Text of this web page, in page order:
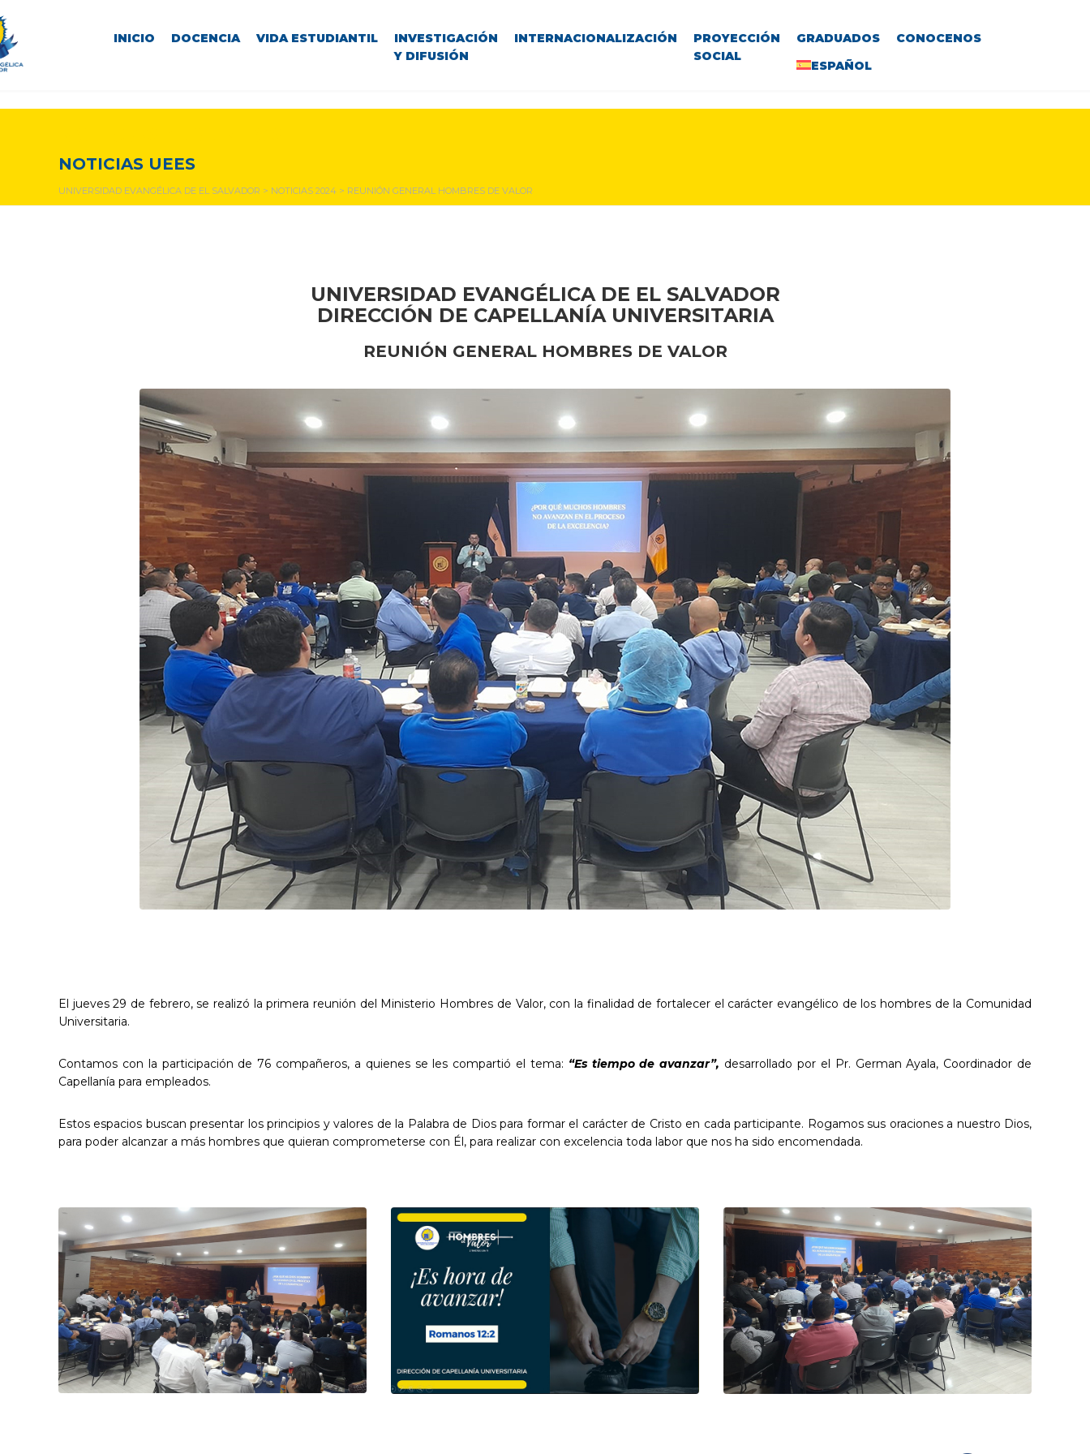
INICIO DOCENCIA VIDA ESTUDIANTIL
INVESTIGACIÓN
Y DIFUSIÓN
INTERNACIONALIZACIÓN
PROYECCIÓN
SOCIAL
GRADUADOS
CONOCENOS
ESPAÑOL
NOTICIAS UEES
UNIVERSIDAD EVANGÉLICA DE EL SALVADOR > NOTICIAS 2024 > REUNIÓN GENERAL HOMBRES DE VALOR
UNIVERSIDAD EVANGÉLICA DE EL SALVADOR
DIRECCIÓN DE CAPELLANÍA UNIVERSITARIA
REUNIÓN GENERAL HOMBRES DE VALOR
El jueves 29 de febrero, se realizó la primera reunión del Ministerio Hombres de Valor, con la finalidad de fortalecer el carácter evangélico de los hombres de la Comunidad
Universitaria.
Contamos con la participación de 76 compañeros, a quienes se les compartió el tema: “Es tiempo de avanzar”, desarrollado por el Pr. German Ayala, Coordinador de
Capellanía para empleados.
Estos espacios buscan presentar los principios y valores de la Palabra de Dios para formar el carácter de Cristo en cada participante. Rogamos sus oraciones a nuestro Dios,
para poder alcanzar a más hombres que quieran comprometerse con Él, para realizar con excelencia toda labor que nos ha sido encomendada.